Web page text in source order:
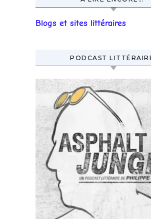
Blogs et sites littéraires
PODCAST